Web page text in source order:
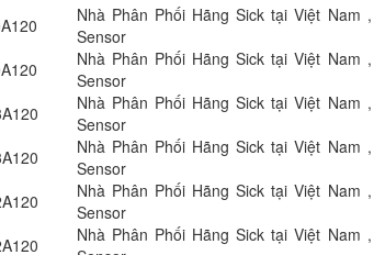
Nhà Phân Phối Hãng Sick tại Việt Nam
Sensor
Nhà Phân Phối Hãng Sick tại Việt Nam
Sensor
Nhà Phân Phối Hãng Sick tại Việt Nam
Sensor
Nhà Phân Phối Hãng Sick tại Việt Nam
Sensor
Nhà Phân Phối Hãng Sick tại Việt Nam
Sensor
Nhà Phân Phối Hãng Sick tại Việt Nam